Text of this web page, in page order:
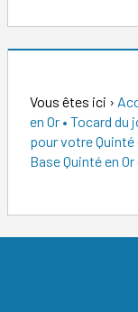
Vous êtes ici ›
en Or • Tocard
pour votre Quinté
Base Quinté en